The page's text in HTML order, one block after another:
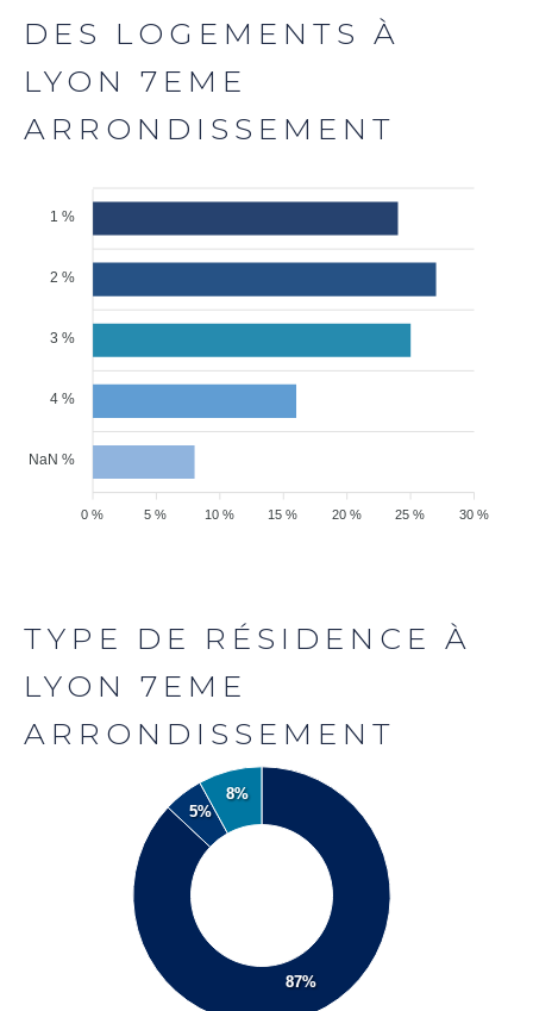
DES LOGEMENTS À
LYON 7EME
ARRONDISSEMENT
1 %
2 %
3 %
4 %
NaN %
30 %
25 %
20 %
15 %
10 %
5 %
0 %
TYPE DE RÉSIDENCE À
LYON 7EME
ARRONDISSEMENT
87%
5%
8%